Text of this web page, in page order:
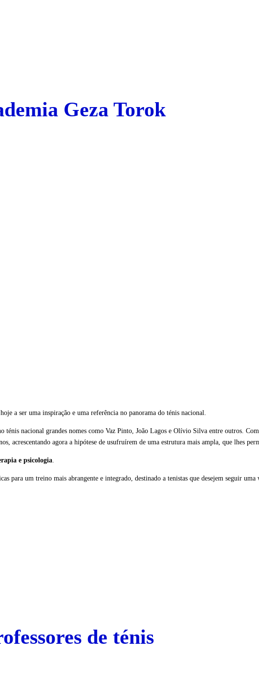
Geza Torok
a ser uma inspiração e uma referência no panorama do ténis nacional.
nacional grandes nomes como Vaz Pinto, João Lagos e Olívio Silva entre outros.
acrescentando agora a hipótese de usufruírem de uma estrutura mais ampla, que lhes
e psicologia.
para um treino mais abrangente e integrado, destinado a tenistas que desejem seguir
de ténis